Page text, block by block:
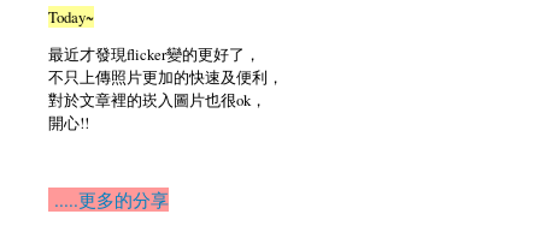
Today~
最近才發現flicker變的更好了，
不只上傳照片更加的快速及便利，
對於文章裡的崁入圖片也很ok，
開心!!
.....更多的分享